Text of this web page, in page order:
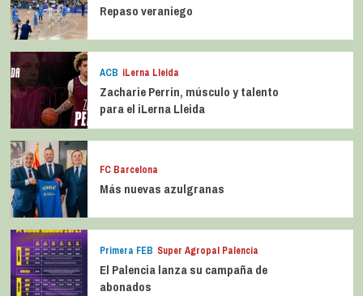
Repaso veraniego
ACB iLerna Lleida
Zacharie Perrin, músculo y talento
para el iLerna Lleida
FC Barcelona
Más nuevas azulgranas
Primera FEB Super Agropal Palencia
El Palencia lanza su campaña de
abonados